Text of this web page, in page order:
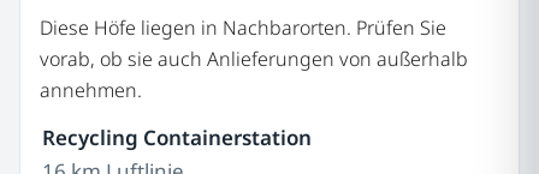
Diese Höfe liegen in Nachbarorten. Prüfen Sie
vorab, ob sie auch Anlieferungen von außerhalb
annehmen.
Recycling Containerstation